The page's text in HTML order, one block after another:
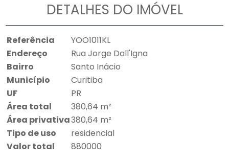
DETALHES DO IMÓVEL
Referência
YOO1011KL
Endereço
Rua Jorge Dall'Igna
Bairro
Santo Inácio
Município
Curitiba
UF
PR
Área total
380,64 m²
Área privativa380,64 m²
Tipo de uso
residencial
Valor total
880000